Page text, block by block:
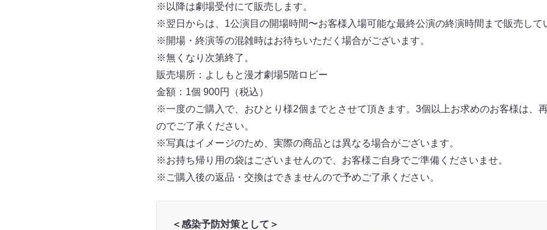
※以降は劇場受付にて販売します。
※翌日からは、1公演目の開場時間〜お客様入場可能な最終公演の終演時間まで販売して
※開場・終演等の混雑時はお待ちいただく場合がございます。
※無くなり次第終了。
販売場所：よしもと漫才劇場5階ロビー
金額：1個 900円（税込）
※一度のご購入で、おひとり様2個までとさせて頂きます。3個以上お求めのお客様は、
のでご了承ください。
※写真はイメージのため、実際の商品とは異なる場合がございます。
※お持ち帰り用の袋はございませんので、お客様ご自身でご準備くださいませ。
※ご購入後の返品・交換はできませんので予めご了承ください。
＜感染予防対策として＞